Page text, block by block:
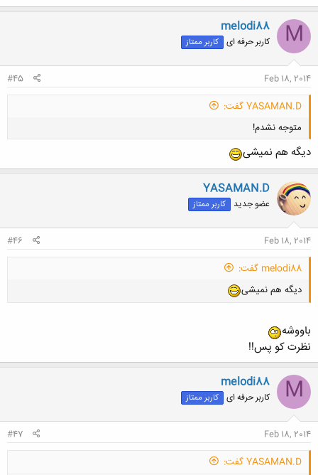
کلیک کنید تا باز شود... M
melodi88
کاربر حرفه ای کاربر ممتاز
Feb 18, 2014
#45
YASAMAN.D گفت:
متوجه نشدم!
دیگه هم نمیشی
YASAMAN.D
عضو جدید کاربر ممتاز
Feb 18, 2014
#46
melodi88 گفت:
دیگه هم نمیشی
باووشه
نظرت کو پس!!
M
melodi88
کاربر حرفه ای کاربر ممتاز
Feb 18, 2014
#47
YASAMAN.D گفت: